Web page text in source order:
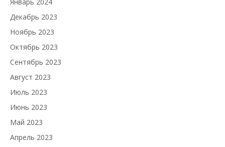
Декабрь 2023
Ноябрь 2023
Октябрь 2023
Сентябрь 2023
Август 2023
Июль 2023
Июнь 2023
Май 2023
Апрель 2023